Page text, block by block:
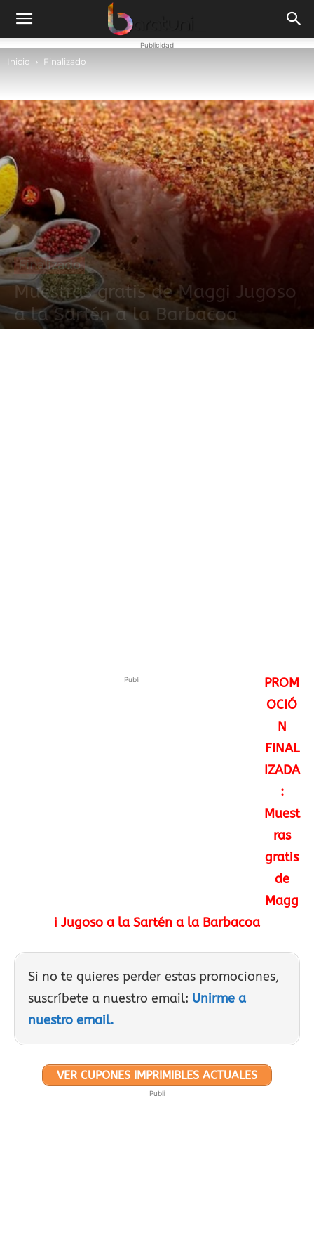
Publicidad
Inicio Finalizado
Finalizado
Muestras gratis de Maggi Jugoso
a la Sartén a la Barbacoa
Publi
PROM
OCIÓ
N
FINAL
IZADA
:
Muest
ras
gratis
de
Magg
i Jugoso a la Sartén a la Barbacoa
Si no te quieres perder estas promociones,
suscríbete a nuestro email: Unirme a
nuestro email.
VER CUPONES IMPRIMIBLES ACTUALES
Publi